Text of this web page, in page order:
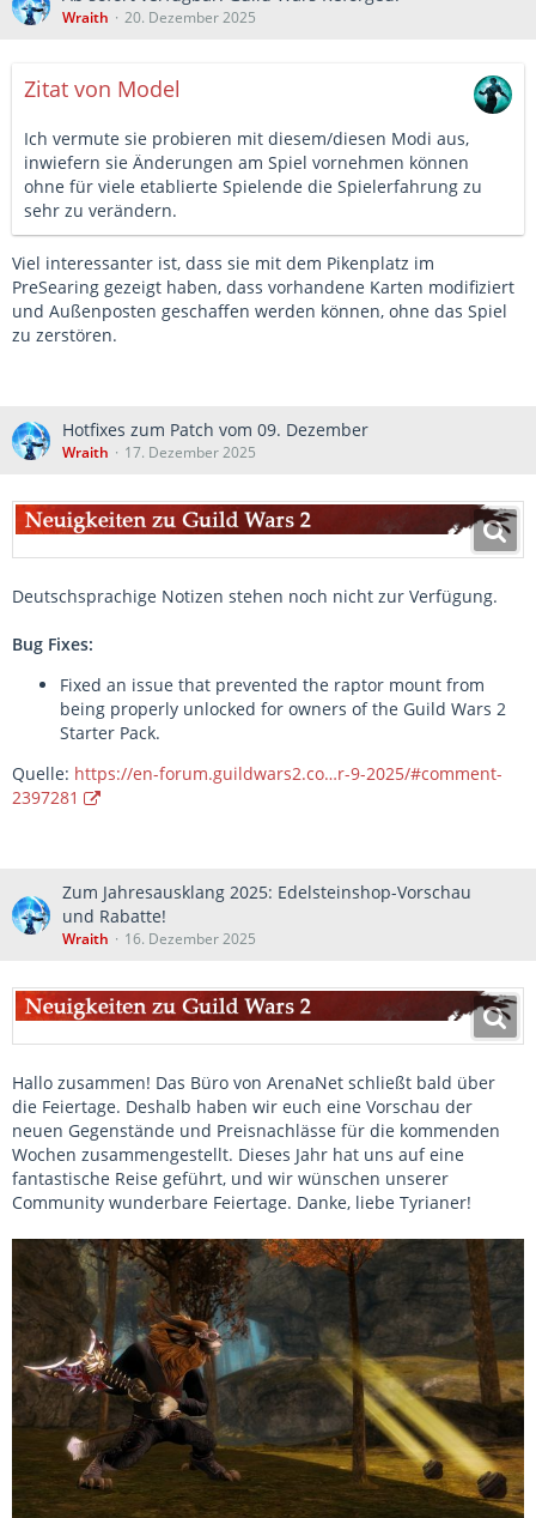
Wraith 20. Dezember 2025
Zitat von Model
Ich vermute sie probieren mit diesem/diesen Modi aus,
inwiefern sie Änderungen am Spiel vornehmen können
ohne für viele etablierte Spielende die Spielerfahrung zu
sehr zu verändern.
Viel interessanter ist, dass sie mit dem Pikenplatz im
PreSearing gezeigt haben, dass vorhandene Karten modifiziert
und Außenposten geschaffen werden können, ohne das Spiel
zu zerstören.
Hotfixes zum Patch vom 09. Dezember
Wraith 17. Dezember 2025
Deutschsprachige Notizen stehen noch nicht zur Verfügung.
Bug Fixes:
Fixed an issue that prevented the raptor mount from
being properly unlocked for owners of the Guild Wars 2
Starter Pack.
Quelle: https://en-forum.guildwars2.co…r-9-2025/#comment-
2397281
Zum Jahresausklang 2025: Edelsteinshop-Vorschau
und Rabatte!
Wraith 16. Dezember 2025
Hallo zusammen! Das Büro von ArenaNet schließt bald über
die Feiertage. Deshalb haben wir euch eine Vorschau der
neuen Gegenstände und Preisnachlässe für die kommenden
Wochen zusammengestellt. Dieses Jahr hat uns auf eine
fantastische Reise geführt, und wir wünschen unserer
Community wunderbare Feiertage. Danke, liebe Tyrianer!